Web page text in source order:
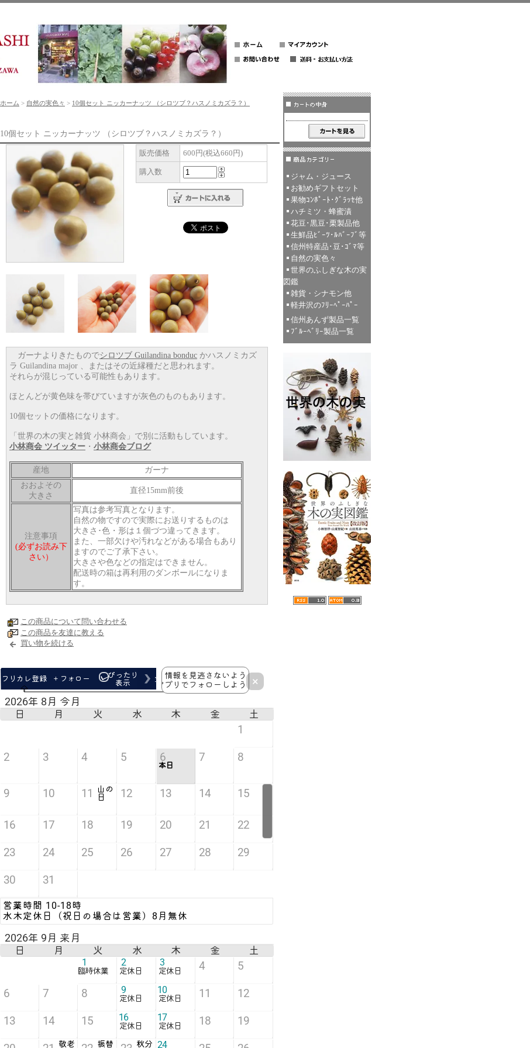
ホーム > 自然の実色々 > 10個セット ニッカーナッツ （シロツブ？ハスノミカズラ？）
10個セット ニッカーナッツ （シロツブ？ハスノミカズラ？）
販売価格 600円(税込660円)
購入数
ガーナよりきたものでシロツブ Guilandina bonduc かハスノミカズ
ラ Guilandina major 、またはその近縁種だと思われます。
それらが混じっている可能性もあります。
ほとんどが黄色味を帯びていますが灰色のものもあります。
10個セットの価格になります。
「世界の木の実と雑貨 小林商会」で別に活動もしています。
小林商会 ツイッター ・ 小林商会ブログ
産地
ガーナ
おおよその
大きさ
直径15mm前後
注意事項
(必ずお読み下
さい）
写真は参考写真となります。
自然の物ですので実際にお送りするものは
大きさ･色・形は１個づつ違ってきます。
また、一部欠けや汚れなどがある場合もあり
ますのでご了承下さい。
大きさや色などの指定はできません。
配送時の箱は再利用のダンボールになりま
す。
この商品について問い合わせる
この商品を友達に教える
買い物を続ける
ジャム・ジュース
お勧めギフトセット
果物ｺﾝﾎﾟｰﾄ･ｸﾞﾗｯｾ他
ハチミツ・蜂蜜漬
花豆･黒豆･栗製品他
生鮮品ﾋﾞｰﾂ･ﾙﾊﾞｰﾌﾞ等
信州特産品･豆･ｺﾞﾏ等
自然の実色々
世界のふしぎな木の実
図鑑
雑貨・シナモン他
軽井沢のﾌﾘｰﾍﾟｰﾊﾟｰ
信州あんず製品一覧
ﾌﾞﾙｰﾍﾞﾘｰ製品一覧